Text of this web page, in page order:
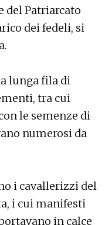
del Patriarcato
dei fedeli, si
lunga fila di
tra cui
le semenze di
numerosi da
i cavallerizzi del
i cui manifesti
in calce